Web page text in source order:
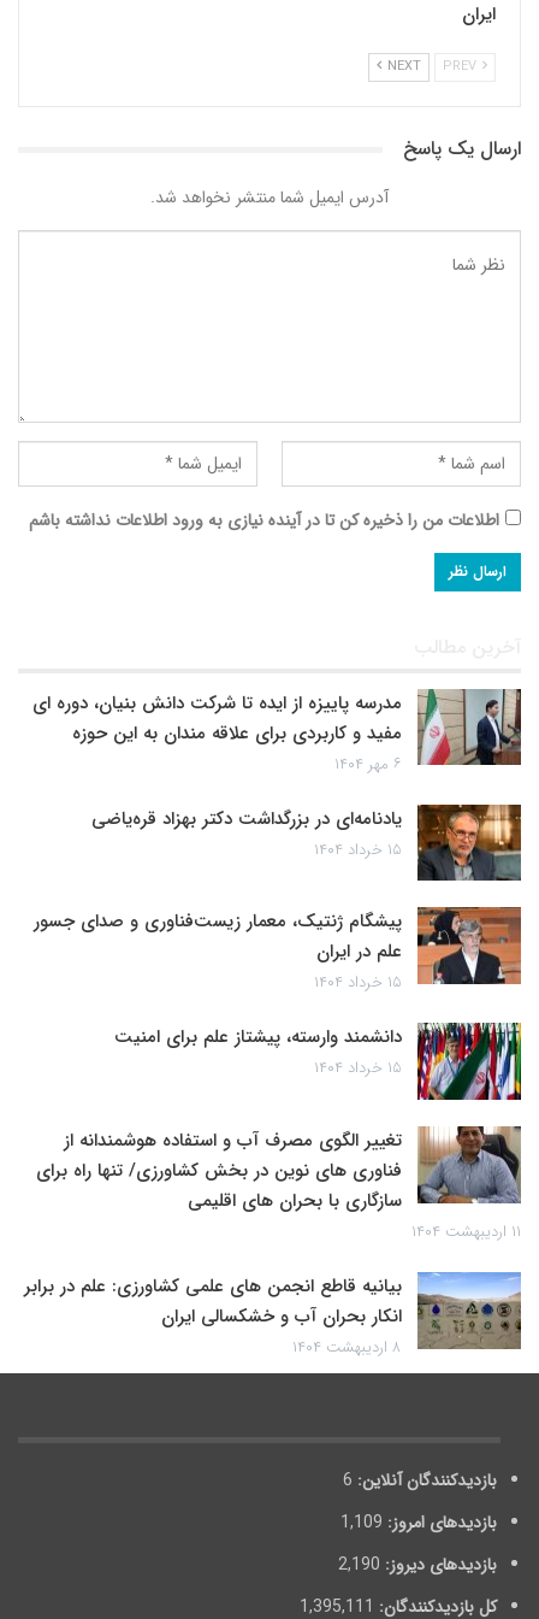
ایران
NEXT
ارسال یک پاسخ
آدرس ایمیل شما منتشر نخواهد شد.
اطلاعات من را ذخیره کن تا در آینده نیازی به ورود اطلاعات نداشته باشم
آخرین مطالب
مدرسه پاییزه از ایده تا شرکت دانش بنیان، دوره ای
مفید و کاربردی برای علاقه مندان به این حوزه
۶ مهر ۱۴۰۴
یادنامه‌ای در بزرگداشت دکتر بهزاد قره‌یاضی
۱۵ خرداد ۱۴۰۴
پیشگام ژنتیک، معمار زیست‌فناوری و صدای جسور
علم در ایران
۱۵ خرداد ۱۴۰۴
دانشمند وارسته، پیشتاز علم برای امنیت
۱۵ خرداد ۱۴۰۴
تغییر الگوی مصرف آب و استفاده هوشمندانه از
فناوری های نوین در بخش کشاورزی/ تنها راه برای
سازگاری با بحران های اقلیمی
۱۱ اردیبهشت ۱۴۰۴
بیانیه قاطع انجمن های علمی کشاورزی: علم در برابر
انکار بحران آب و خشکسالی ایران
۸ اردیبهشت ۱۴۰۴
بازدیدکنندگان آنلاین: 6
بازدیدهای امروز: 1,109
بازدیدهای دیروز: 2,190
کل بازدیدکنند‌گان: 1,395,111